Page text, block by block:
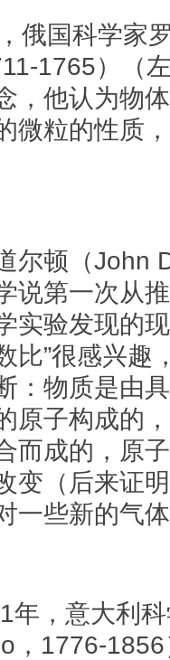
国科学家罗
1765）（
，他认为物
微粒的性质
顿（John
说第一次从
实验发现的
比”很感兴趣
：物质是由
原子构成的
而成的，原
变（后来证
一些新的气
，意大利科
，1776-